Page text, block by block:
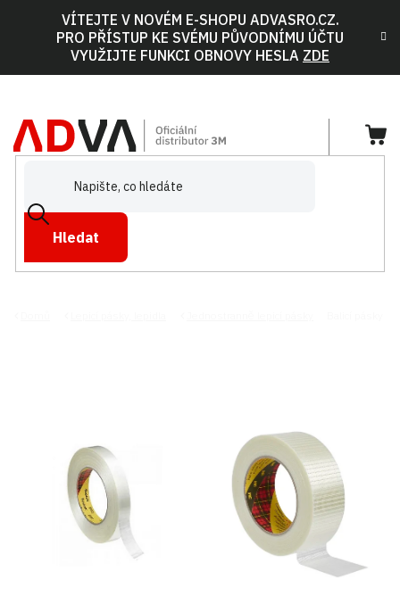
VÍTEJTE V NOVÉM E-SHOPU ADVASRO.CZ.
PRO PŘÍSTUP KE SVÉMU PŮVODNÍMU ÚČTU
VYUŽIJTE FUNKCI OBNOVY HESLA ZDE
Hledat